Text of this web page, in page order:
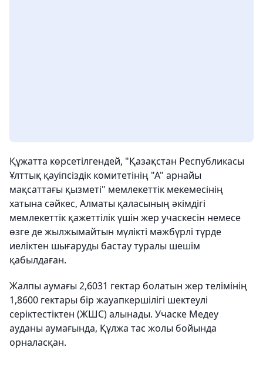
Құжатта көрсетілгендей, "Қазақстан Республикасы
Ұлттық қауіпсіздік комитетінің "А" арнайы
мақсаттағы қызметі" мемлекеттік мекемесінің
хатына сәйкес, Алматы қаласының әкімдігі
мемлекеттік қажеттілік үшін жер учаскесін немесе
өзге де жылжымайтын мүлікті мәжбүрлі түрде
иеліктен шығаруды бастау туралы шешім
қабылдаған.
Жалпы аумағы 2,6031 гектар болатын жер телімінің
1,8600 гектары бір жауапкершілігі шектеулі
серіктестіктен (ЖШС) алынады. Учаске Медеу
ауданы аумағында, Құлжа тас жолы бойында
орналасқан.